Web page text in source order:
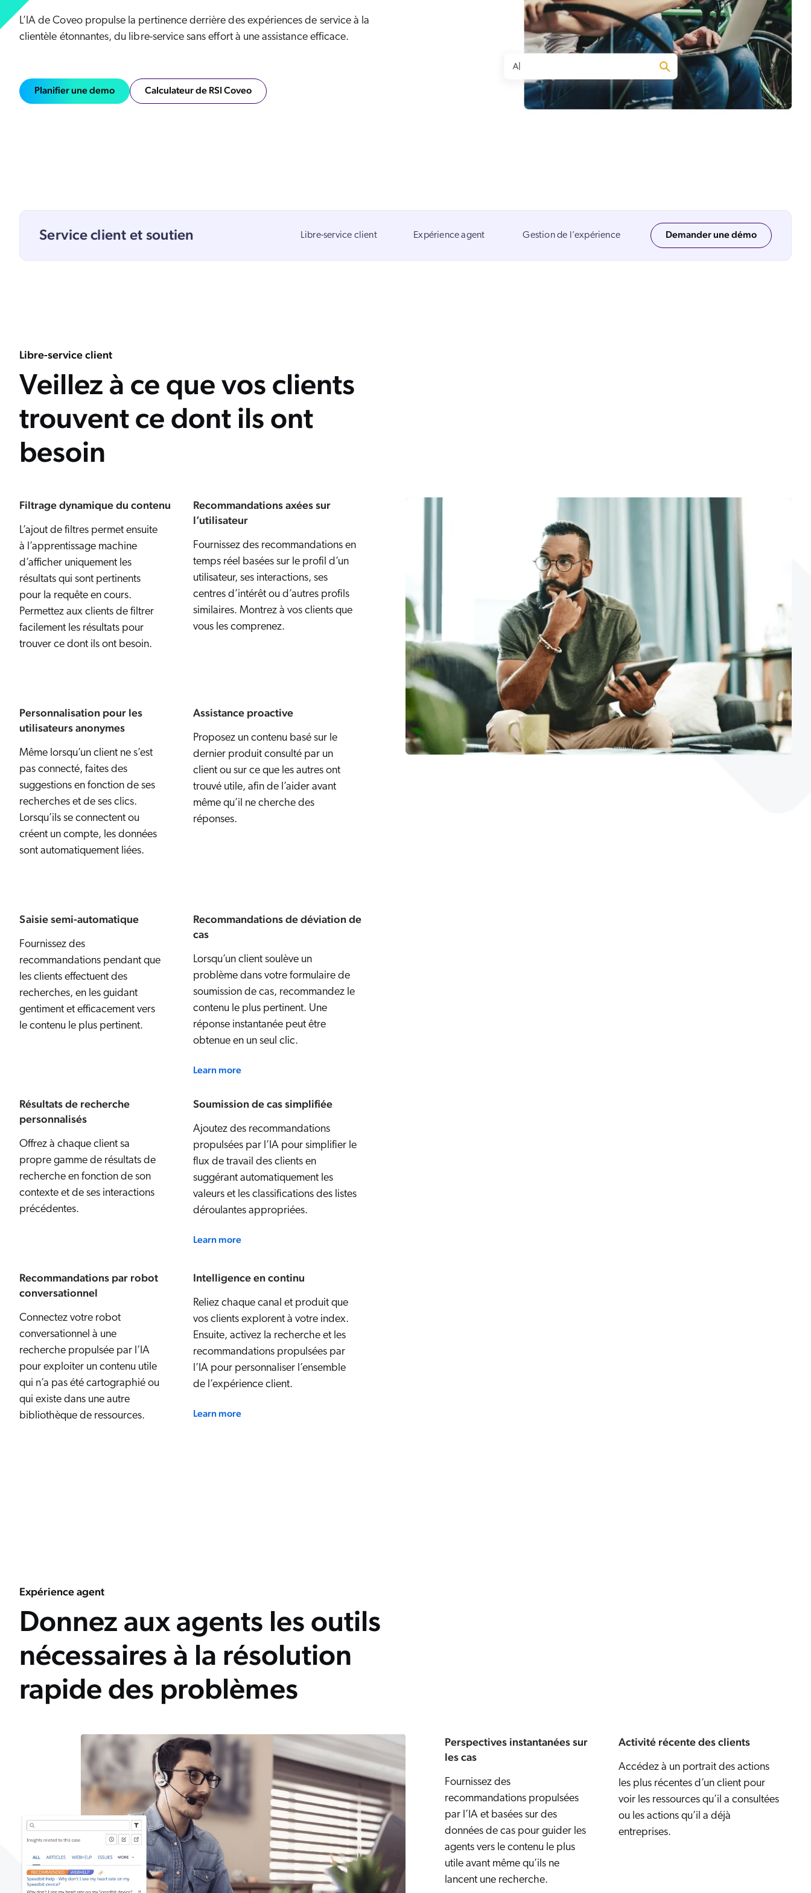
Tarifs
Voir toutes les intégrations
Carrières
Rapport
The Website Search Readiness Crisis: When “Good Enough” Search Meets AI-Era Expectations
L’IA de Coveo propulse la pertinence derrière des expériences de service à la
clientèle étonnantes, du libre-service sans effort à une assistance efficace.
Planifier une demo Calculateur de RSI Coveo
Service client et soutien Libre-service client Expérience agent Gestion de l’expérience Demander une démo
Libre-service client
Veillez à ce que vos clients
trouvent ce dont ils ont
besoin
Filtrage dynamique du contenu
L’ajout de filtres permet ensuite
à l’apprentissage machine
d’afficher uniquement les
résultats qui sont pertinents
pour la requête en cours.
Permettez aux clients de filtrer
facilement les résultats pour
trouver ce dont ils ont besoin.
Recommandations axées sur
l’utilisateur
Fournissez des recommandations en
temps réel basées sur le profil d’un
utilisateur, ses interactions, ses
centres d’intérêt ou d’autres profils
similaires. Montrez à vos clients que
vous les comprenez.
Personnalisation pour les
utilisateurs anonymes
Même lorsqu’un client ne s’est
pas connecté, faites des
suggestions en fonction de ses
recherches et de ses clics.
Lorsqu’ils se connectent ou
créent un compte, les données
sont automatiquement liées.
Assistance proactive
Proposez un contenu basé sur le
dernier produit consulté par un
client ou sur ce que les autres ont
trouvé utile, afin de l’aider avant
même qu’il ne cherche des
réponses.
Saisie semi-automatique
Fournissez des
recommandations pendant que
les clients effectuent des
recherches, en les guidant
gentiment et efficacement vers
le contenu le plus pertinent.
Recommandations de déviation de
cas
Lorsqu’un client soulève un
problème dans votre formulaire de
soumission de cas, recommandez le
contenu le plus pertinent. Une
réponse instantanée peut être
obtenue en un seul clic.
Learn more
Résultats de recherche
personnalisés
Offrez à chaque client sa
propre gamme de résultats de
recherche en fonction de son
contexte et de ses interactions
précédentes.
Soumission de cas simplifiée
Ajoutez des recommandations
propulsées par l’IA pour simplifier le
flux de travail des clients en
suggérant automatiquement les
valeurs et les classifications des listes
déroulantes appropriées.
Learn more
Recommandations par robot
conversationnel
Connectez votre robot
conversationnel à une
recherche propulsée par l’IA
pour exploiter un contenu utile
qui n’a pas été cartographié ou
qui existe dans une autre
bibliothèque de ressources.
Intelligence en continu
Reliez chaque canal et produit que
vos clients explorent à votre index.
Ensuite, activez la recherche et les
recommandations propulsées par
l’IA pour personnaliser l’ensemble
de l’expérience client.
Learn more
Expérience agent
Donnez aux agents les outils
nécessaires à la résolution
rapide des problèmes
Perspectives instantanées sur
les cas
Fournissez des
recommandations propulsées
par l’IA et basées sur des
données de cas pour guider les
agents vers le contenu le plus
utile avant même qu’ils ne
lancent une recherche.
Activité récente des clients
Accédez à un portrait des actions
les plus récentes d’un client pour
voir les ressources qu’il a consultées
ou les actions qu’il a déjà
entreprises.